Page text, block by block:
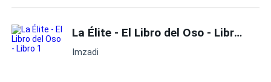
La Élite - El Libro del Oso - Libro 1
Imzadi